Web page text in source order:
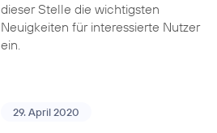
dieser Stelle die wichtigsten
Neuigkeiten für interessierte Nutzer
ein.
29. April 2020